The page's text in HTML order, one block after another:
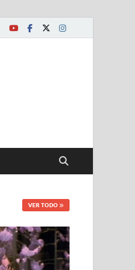
VER TODO